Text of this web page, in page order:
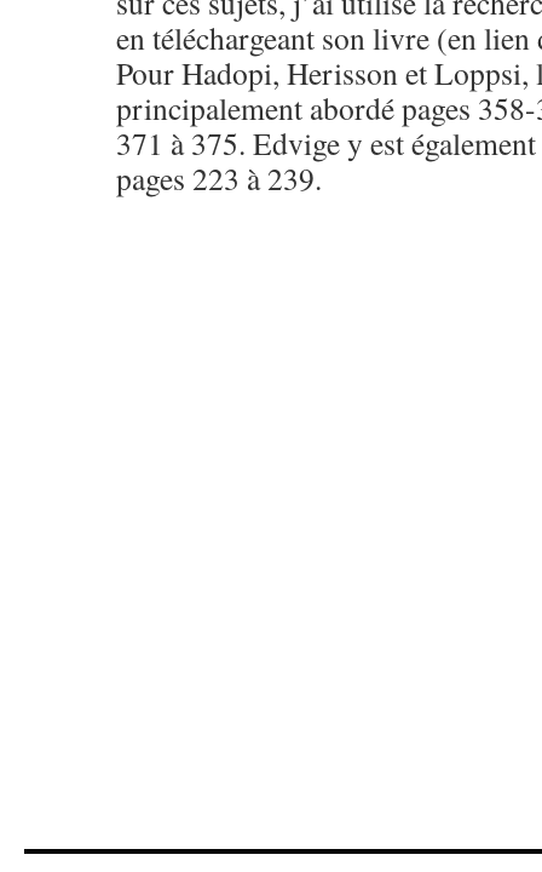
en téléchargeant son livre (en lien
Pour Hadopi, Herisson et Loppsi,
principalement abordé pages
371 à 375. Edvige y est
pages 223 à 239.